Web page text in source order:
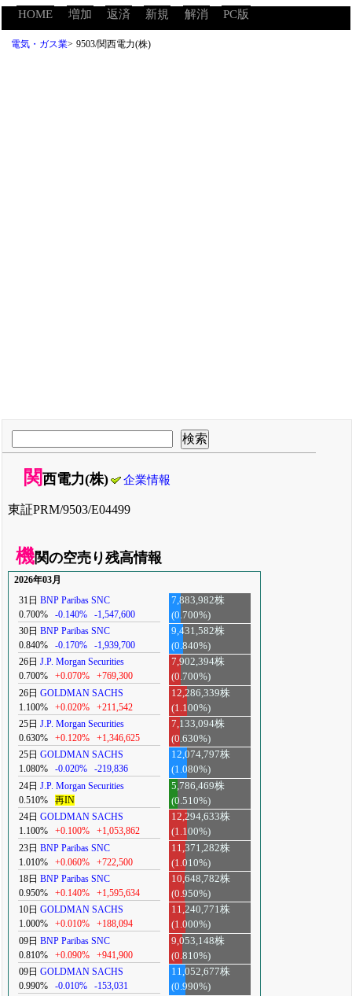
HOME 増加 返済 新規 解消 PC版
電気・ガス業> 9503/関西電力(株)
関西電力(株) 企業情報
東証PRM/9503/E04499
機関の空売り残高情報
2026年03月
31日 BNP Paribas SNC
0.700%
-0.140% -1,547,600
7,883,982株
(0.700%)
30日 BNP Paribas SNC
0.840%
-0.170% -1,939,700
9,431,582株
(0.840%)
26日 J.P. Morgan Securities
0.700%
+0.070% +769,300
7,902,394株
(0.700%)
26日 GOLDMAN SACHS
1.100%
+0.020% +211,542
12,286,339株
(1.100%)
25日 J.P. Morgan Securities
0.630%
+0.120% +1,346,625
7,133,094株
(0.630%)
25日 GOLDMAN SACHS
1.080%
-0.020% -219,836
12,074,797株
(1.080%)
24日 J.P. Morgan Securities
0.510%
再IN
5,786,469株
(0.510%)
24日 GOLDMAN SACHS
1.100%
+0.100% +1,053,862
12,294,633株
(1.100%)
23日 BNP Paribas SNC
1.010%
+0.060% +722,500
11,371,282株
(1.010%)
18日 BNP Paribas SNC
0.950%
+0.140% +1,595,634
10,648,782株
(0.950%)
10日 GOLDMAN SACHS
1.000%
+0.010% +188,094
11,240,771株
(1.000%)
09日 BNP Paribas SNC
0.810%
+0.090% +941,900
9,053,148株
(0.810%)
09日 GOLDMAN SACHS
0.990%
-0.010% -153,031
11,052,677株
(0.990%)